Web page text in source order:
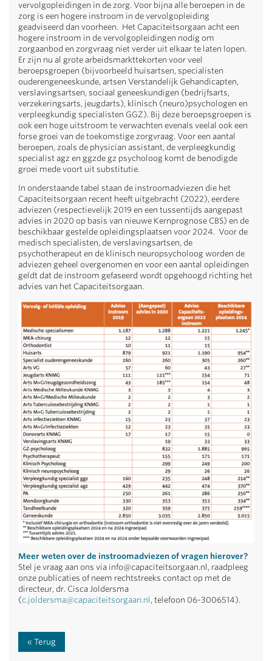
vervolgopleidingen in de zorg. Voor bijna alle beroepen in de
zorg is een hogere instroom in de vervolgopleiding
geadviseerd dan voorheen. Het Capaciteitsorgaan acht een
hogere instroom in de vervolgopleidingen nodig om
zorgaanbod en zorgvraag niet verder uit elkaar te laten lopen.
Er zijn nu al grote arbeidsmarkttekorten voor veel
beroepsgroepen (bijvoorbeeld huisartsen, specialisten
ouderengeneeskunde, artsen Verstandelijk Gehandicapten,
verslavingsartsen, sociaal geneeskundigen (bedrijfsarts,
verzekeringsarts, jeugdarts), klinisch (neuro)psychologen en
verpleegkundig specialisten GGZ). Bij deze beroepsgroepen is
ook een hoge uitstroom te verwachten evenals veelal ook een
forse groei van de toekomstige zorgvraag. Voor een aantal
beroepen, zoals de physician assistant, de verpleegkundig
specialist agz en ggzde gz psycholoog komt de benodigde
groei mede voort uit substitutie.
In onderstaande tabel staan de instroomadviezen die het
Capaciteitsorgaan recent heeft uitgebracht (2022), eerdere
adviezen (respectievelijk 2019 en een tussentijds aangepast
advies in 2020 op basis van nieuwe Kernprognose CBS) en de
beschikbaar gestelde opleidingsplaatsen voor 2024. Voor de
medisch specialisten, de verslavingsartsen, de
psychotherapeut en de klinisch neuropsycholoog worden de
adviezen geheel overgenomen en voor een aantal opleidingen
geldt dat de instroom gefaseerd wordt opgehoogd richting het
advies van het Capaciteitsorgaan.
Meer weten over de instroomadviezen of vragen hierover?
Stel je vraag aan ons via info@capaciteitsorgaan.nl, raadpleeg
onze publicaties of neem rechtstreeks contact op met de
directeur, dr. Cisca Joldersma
(c.joldersma@capaciteitsorgaan.nl , telefoon 06-3006514).
Terug